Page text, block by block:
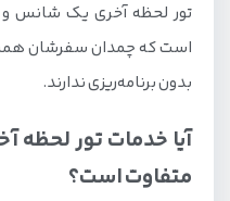
تور لحظه آخری یک شانس
است که چمدان سفرشان
بدون برنامه‌ریزی ندارند.
آیا خدمات تور لحظه
متفاوت است؟